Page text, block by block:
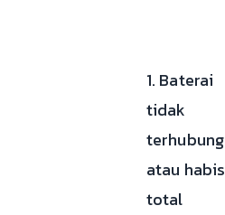
1. Baterai
tidak
terhubung
atau habis
total